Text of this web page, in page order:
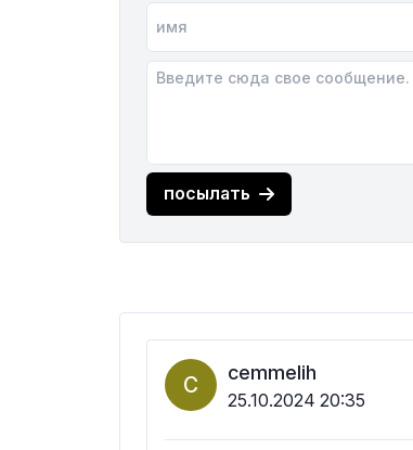
посылать
C cemmelih
25.10.2024 20:35